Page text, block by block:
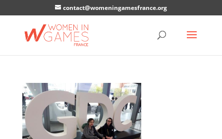
contact@womeningamesfrance.org